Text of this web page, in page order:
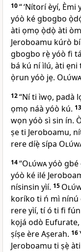
10“ ‘Nítorí èyí,
yóò ké gbogbo
àti ọmọ ọ̀dọ̀ àti
Jeroboamu kúrò
gbogbo rẹ̀ yóò fi
bá kú ní ìlú, àti
ọ̀run yóò jẹ. Olúwa
12“Ní ti ìwọ, padà
ọmọ náà yóò kú. 13
wọn yóò sì sin ín.
ṣe ti Jeroboamu,
rere díẹ̀ sípa
14“Olúwayóò gbé
yóò ké ilé
nísinsin yìí. 15
koríko ti ń mì nínú
rere yìí, tí ó ti fi
kọjá odò
ṣíṣe ère Aṣerah. 16
Jeroboamu ti ṣẹ̀